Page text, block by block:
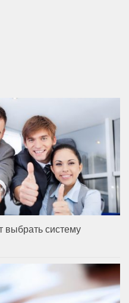
систему